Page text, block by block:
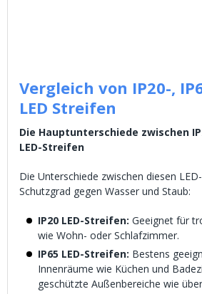
Vergleich von IP20-,
LED Streifen
Die Hauptunterschiede zwischen
LED-Streifen
Die Unterschiede zwischen diesen
Schutzgrad gegen Wasser und Staub:
IP20 LED-Streifen: Geeignet für
wie Wohn- oder Schlafzimmer.
IP65 LED-Streifen: Bestens
Innenräume wie Küchen und
geschützte Außenbereiche wie